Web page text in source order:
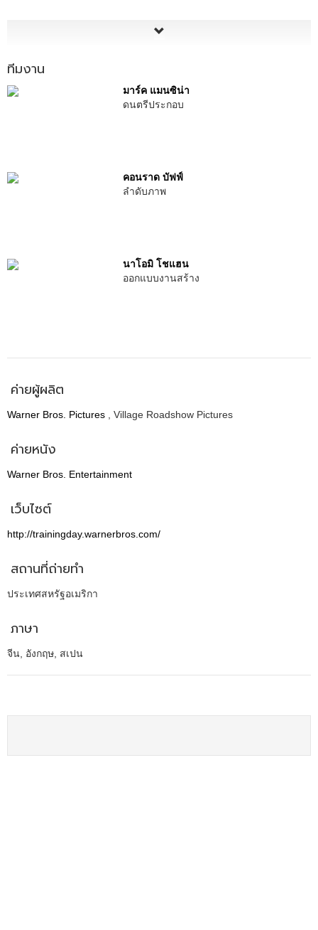
ทีมงาน
มาร์ค แมนซิน่า
ดนตรีประกอบ
คอนราด บัฟฟ์
ลำดับภาพ
นาโอมิ โชแฮน
ออกแบบงานสร้าง
ค่ายผู้ผลิต
Warner Bros. Pictures , Village Roadshow Pictures
ค่ายหนัง
Warner Bros. Entertainment
เว็บไซต์
http://trainingday.warnerbros.com/
สถานที่ถ่ายทำ
ประเทศสหรัฐอเมริกา
ภาษา
จีน, อังกฤษ, สเปน